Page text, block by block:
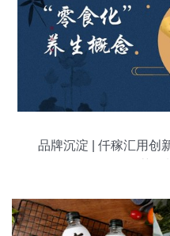
品牌沉淀 | 仟稼汇用创